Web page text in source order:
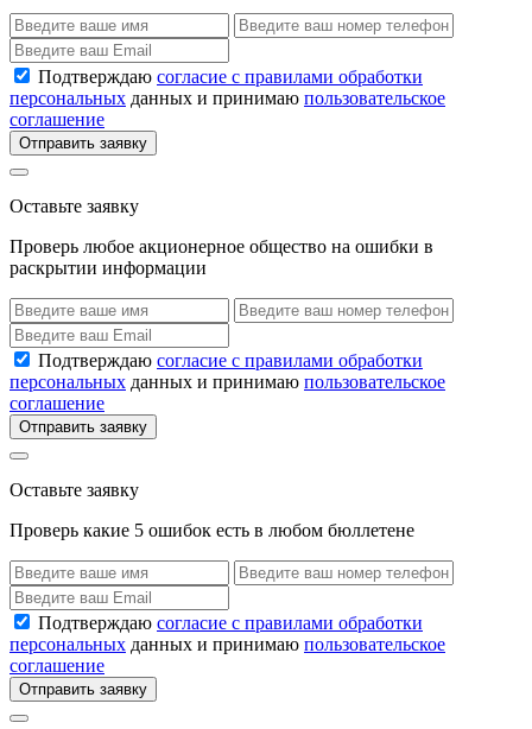
Подтверждаю согласие с правилами обработки
персональных данных и принимаю пользовательское
соглашение
Отправить заявку
Оставьте заявку
Проверь любое акционерное общество на ошибки в
раскрытии информации
Подтверждаю согласие с правилами обработки
персональных данных и принимаю пользовательское
соглашение
Отправить заявку
Оставьте заявку
Проверь какие 5 ошибок есть в любом бюллетене
Подтверждаю согласие с правилами обработки
персональных данных и принимаю пользовательское
соглашение
Отправить заявку